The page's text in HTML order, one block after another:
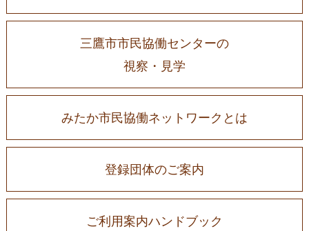
三鷹市市民協働センターの
視察・見学
みたか市民協働ネットワークとは
登録団体のご案内
ご利用案内ハンドブック